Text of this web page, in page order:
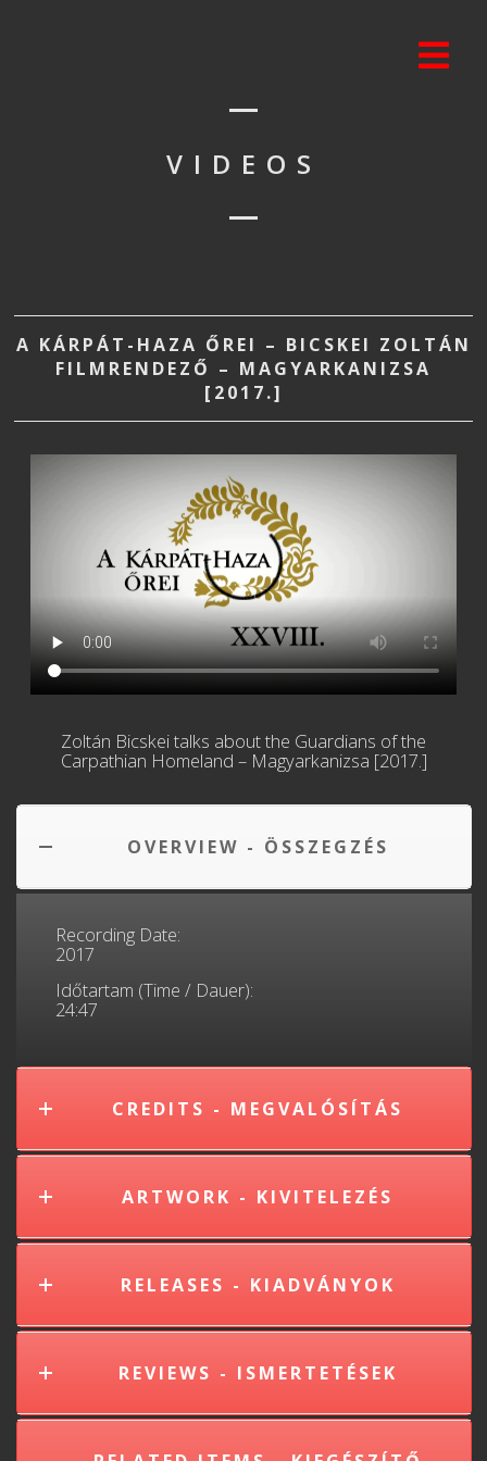
VIDEOS
A KÁRPÁT-HAZA ŐREI – BICSKEI ZOLTÁN
FILMRENDEZŐ – MAGYARKANIZSA
[2017.]
Zoltán Bicskei talks about the Guardians of the
Carpathian Homeland – Magyarkanizsa [2017.]
OVERVIEW - ÖSSZEGZÉS
Recording Date:
2017
Időtartam (Time / Dauer):
24:47
CREDITS - MEGVALÓSÍTÁS
ARTWORK - KIVITELEZÉS
RELEASES - KIADVÁNYOK
REVIEWS - ISMERTETÉSEK